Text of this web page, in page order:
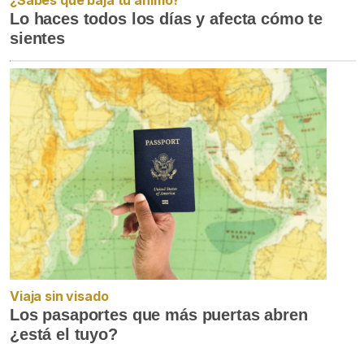
Lo haces todos los días y afecta cómo te
sientes
Viaja sin visado
Los pasaportes que más puertas abren
¿está el tuyo?